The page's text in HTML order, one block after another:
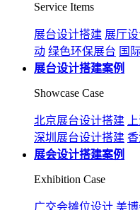
Service Items
展台设计搭建 展厅
动 绿色环保展台 国
展台设计搭建案例
Showcase Case
北京展台设计搭建
深圳展台设计搭建
展会设计搭建案例
Exhibition Case
广交会摊位设计 美